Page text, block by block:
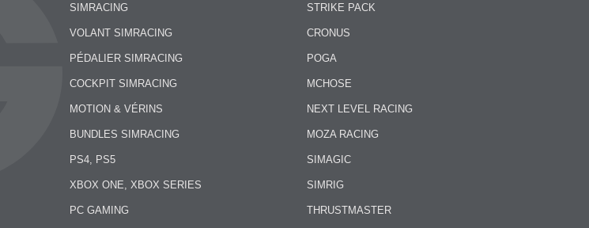
SIMRACING
VOLANT SIMRACING
PÉDALIER SIMRACING
COCKPIT SIMRACING
MOTION & VÉRINS
BUNDLES SIMRACING
PS4, PS5
XBOX ONE, XBOX SERIES
PC GAMING
STRIKE PACK
CRONUS
POGA
MCHOSE
NEXT LEVEL RACING
MOZA RACING
SIMAGIC
SIMRIG
THRUSTMASTER